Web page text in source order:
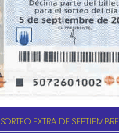
SORTEO EXTRA DE SEPTIEMBRE